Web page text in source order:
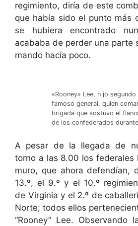
regimiento, diría de este
que había sido el punto más
se hubiera encontrado
acababa de perder una parte
mando hacía poco.
«Rooney» Lee, hijo segundo
famoso general, quien
brigada que sostuvo el
de los confederados
A pesar de la llegada de
torno a las 8.00 los federales
muro, que ahora defendían,
13.º, el 9.º y el 10.º
de Virginia y el 2.º de
Norte; todos ellos
“Rooney” Lee. Observando